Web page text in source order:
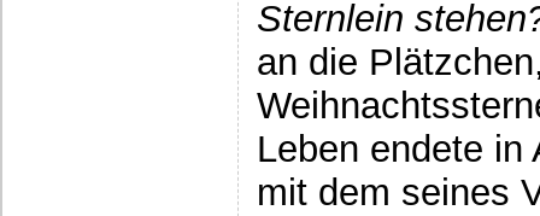
Sternlein
an die
Leben endete in
mit dem seines